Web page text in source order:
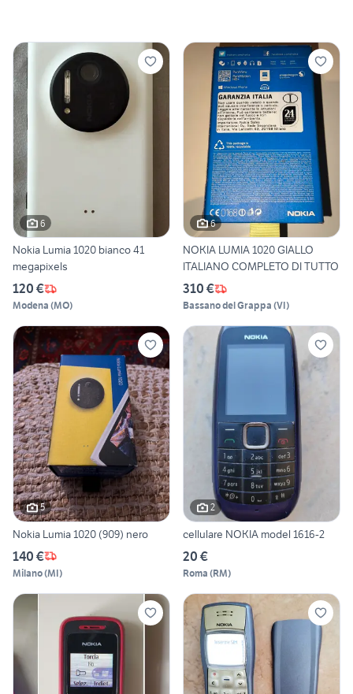
6
Nokia Lumia 1020 bianco 41
megapixels
120 €
Modena (MO)
6
NOKIA LUMIA 1020 GIALLO
ITALIANO COMPLETO DI TUTTO
310 €
Bassano del Grappa (VI)
5
Nokia Lumia 1020 (909) nero
140 €
Milano(MI)
2
cellulare NOKIA model 1616-2
20 €
Roma (RM)